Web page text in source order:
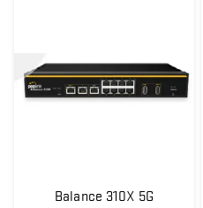
Balance 310X 5G